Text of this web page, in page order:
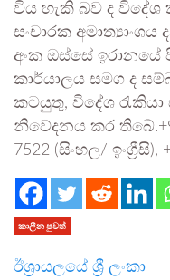
විය හැකි බව ද විදේශ
සංචාරක
අංක ඔස්සේ ඉරානයේ
කාර්යාලය සමග ද
කටයුතු, විදේශ රැකියා
නිවේදනය කර
7522 (සිංහල/ ඉංග්‍රීසි),
කාලීන පුවත්
ඊශ්‍රායලයේ ශ්‍රී ලංකා